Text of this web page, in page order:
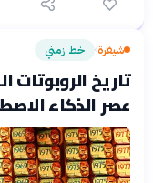
شيفرة› خط زمني
تاريخ
عصر الذكاء الاصطناعي